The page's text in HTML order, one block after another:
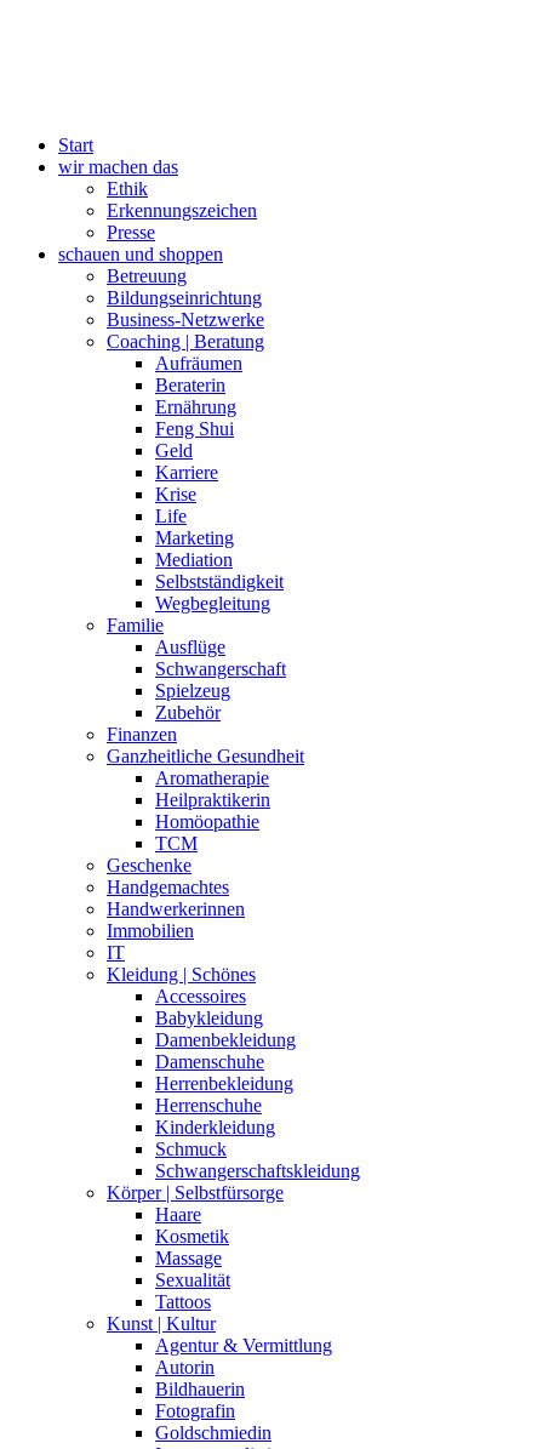
Start
wir machen das
Ethik
Erkennungszeichen
Presse
schauen und shoppen
Betreuung
Bildungseinrichtung
Business-Netzwerke
Coaching | Beratung
Aufräumen
Beraterin
Ernährung
Feng Shui
Geld
Karriere
Krise
Life
Marketing
Mediation
Selbstständigkeit
Wegbegleitung
Familie
Ausflüge
Schwangerschaft
Spielzeug
Zubehör
Finanzen
Ganzheitliche Gesundheit
Aromatherapie
Heilpraktikerin
Homöopathie
TCM
Geschenke
Handgemachtes
Handwerkerinnen
Immobilien
IT
Kleidung | Schönes
Accessoires
Babykleidung
Damenbekleidung
Damenschuhe
Herrenbekleidung
Herrenschuhe
Kinderkleidung
Schmuck
Schwangerschaftskleidung
Körper | Selbstfürsorge
Haare
Kosmetik
Massage
Sexualität
Tattoos
Kunst | Kultur
Agentur & Vermittlung
Autorin
Bildhauerin
Fotografin
Goldschmiedin